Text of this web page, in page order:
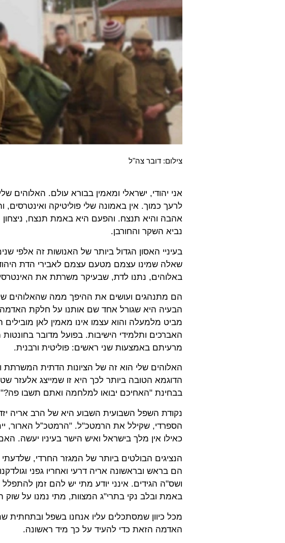
צילום: דובר צה"ל
אני יהודי, ישראלי ומאמין בבורא עולם. האלוהים
לרעך כמוך. אין באמונה שלי פוליטיקה
אהבה והיא תנצח. והפעם היא באמת תנצח, ניצחון
נביא השקר והחורבן.
בעיניי האסון הגדול ביותר של האנושות זה אלפי
שאלה שמינו עצמם מטעם עצמם לאבירי הדת
באלוהים, נתנו לדת, שבעיקר משרתת את
הם מתנהגים ועושים את ההיפך ממה שהאלוהים
הבעיה היא שגורל אחד שם אותנו על חלקת האדמה
מביט מלמעלה והוא עצמו אינו מאמין לאן
האברכים ותלמידי הישיבות. בפועל מדובר
מרעיתם באמצעות שני ראשים: פוליטית ורבנית.
האלוהים שלי הוא זה של הציונות הדתית המשרתת
הדוגמא הטובה ביותר לכך היא זו שמייצג אלעזר
בבחינת "האחיכם יבואו למלחמה ואתם תשבו
נקודת השפל השבועית השבוע היא של הרב אריה
הספרדי, שקילל את הרמטכ"ל. "הרמטכ”ל הארור,
כאילו אין מלך בישראל ואיש הישר בעיניו יעשה.
הנציגים הבולטים ביותר של המגזר החרדי,
הם בראש ובראשונה אריה דרעי ואחריו גפני
ושס"ה הגידים. אינני יודע מתי יש להם זמן
באמת ובלב נקי בתרי"ג המצוות, מתי נמנו על שוק
מכל כיוון שמסתכלים עליו אנחנו בשפל ובתחתית
האדמה הזאת כדי להעיד על כך מיד ראשונה.